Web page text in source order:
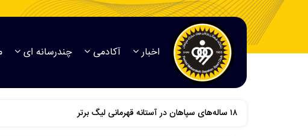
اخبار آکادمی چندرسانه ای